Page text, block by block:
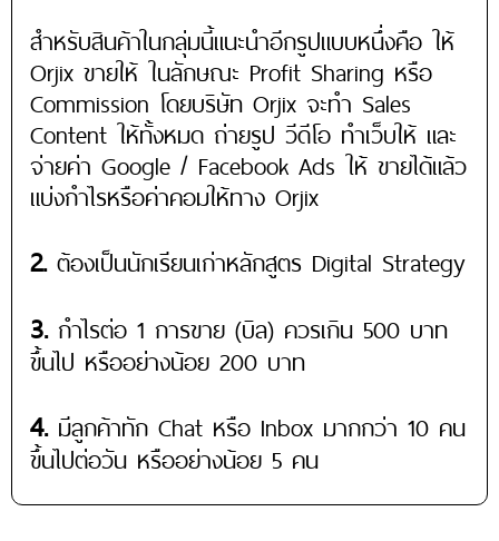
สำหรับสินค้าในกลุ่มนี้แนะนำอีกรูปแบบหนึ่งคือ ให้
Orjix ขายให้ ในลักษณะ Profit Sharing หรือ
Commission โดยบริษัท Orjix จะทำ Sales
Content ให้ทั้งหมด ถ่ายรูป วีดีโอ ทำเว็บให้ และ
จ่ายค่า Google / Facebook Ads ให้ ขายได้แล้ว
แบ่งกำไรหรือค่าคอมให้ทาง Orjix
2.ต้องเป็นนักเรียนเก่าหลักสูตร Digital Strategy
3.กำไรต่อ 1 การขาย (บิล) ควรเกิน 500 บาท
ขึ้นไป หรืออย่างน้อย 200 บาท
4.มีลูกค้าทัก Chat หรือ Inbox มากกว่า 10 คน
ขึ้นไปต่อวัน หรืออย่างน้อย 5 คน